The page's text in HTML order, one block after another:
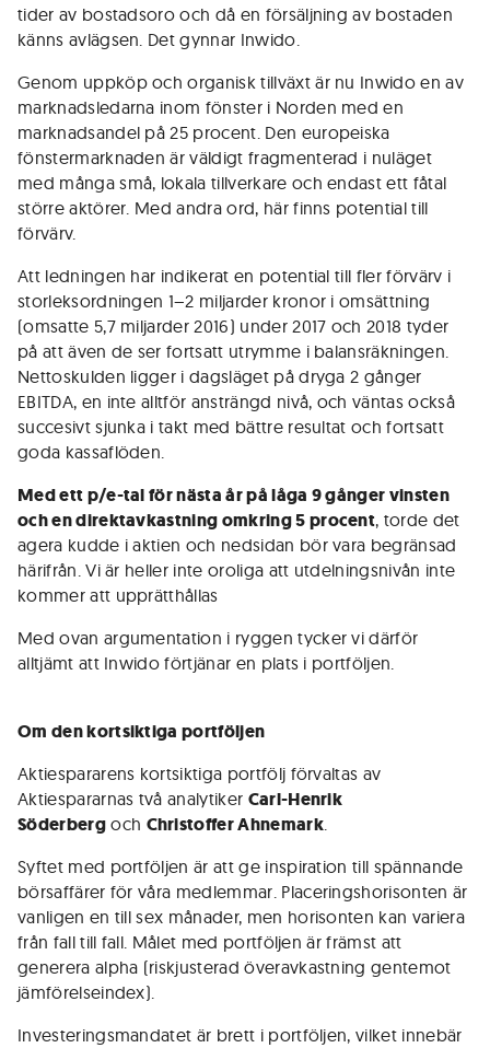
tider av bostadsoro och då en försäljning av bostaden
känns avlägsen. Det gynnar Inwido.
Genom uppköp och organisk tillväxt är nu Inwido en av
marknadsledarna inom fönster i Norden med en
marknadsandel på 25 procent. Den europeiska
fönstermarknaden är väldigt fragmenterad i nuläget
med många små, lokala tillverkare och endast ett fåtal
större aktörer. Med andra ord, här finns potential till
förvärv.
Att ledningen har indikerat en potential till fler förvärv i
storleksordningen 1–2 miljarder kronor i omsättning
(omsatte 5,7 miljarder 2016) under 2017 och 2018 tyder
på att även de ser fortsatt utrymme i balansräkningen.
Nettoskulden ligger i dagsläget på dryga 2 gånger
EBITDA, en inte alltför ansträngd nivå, och väntas också
succesivt sjunka i takt med bättre resultat och fortsatt
goda kassaflöden.
Med ett p/e-tal för nästa år på låga 9 gånger vinsten
och en direktavkastning omkring 5 procent, torde det
agera kudde i aktien och nedsidan bör vara begränsad
härifrån. Vi är heller inte oroliga att utdelningsnivån inte
kommer att upprätthållas
Med ovan argumentation i ryggen tycker vi därför
alltjämt att Inwido förtjänar en plats i portföljen.
Om den kortsiktiga portföljen
Aktiespararens kortsiktiga portfölj förvaltas av
Aktiespararnas två analytiker Carl-Henrik
Söderbergoch Christoffer Ahnemark.
Syftet med portföljen är att ge inspiration till spännande
börsaffärer för våra medlemmar. Placeringshorisonten är
vanligen en till sex månader, men horisonten kan variera
från fall till fall. Målet med portföljen är främst att
generera alpha (riskjusterad överavkastning gentemot
jämförelseindex).
Investeringsmandatet är brett i portföljen, vilket innebär